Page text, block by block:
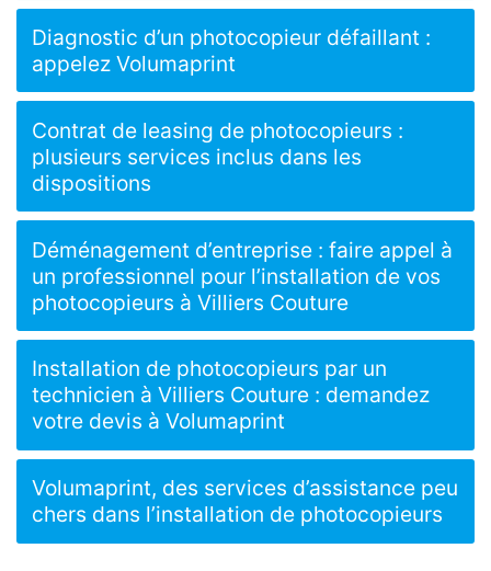
Diagnostic d’un photocopieur défaillant :
appelez Volumaprint
Contrat de leasing de photocopieurs :
plusieurs services inclus dans les
dispositions
Déménagement d’entreprise : faire appel à
un professionnel pour l’installation de vos
photocopieurs à Villiers Couture
Installation de photocopieurs par un
technicien à Villiers Couture : demandez
votre devis à Volumaprint
Volumaprint, des services d’assistance peu
chers dans l’installation de photocopieurs